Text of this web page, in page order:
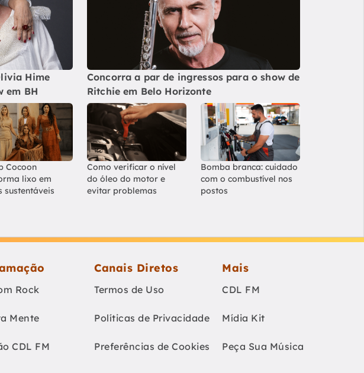
Hime
em BH
Concorra a par de ingressos para o show de
Ritchie em Belo Horizonte
Cocoon
lixo em
sustentáveis
Como verificar o nível
do óleo do motor e
evitar problemas
Bomba branca: cuidado
com o combustível nos
postos
Rock
Mente
CDL FM
Canais Diretos
Termos de Uso
Políticas de Privacidade
Preferências de Cookies
Mais
CDL FM
Mídia Kit
Peça Sua Música